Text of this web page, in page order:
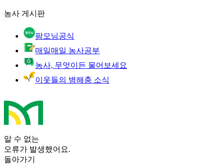
농사 게시판
팜모닝공식
매일매일 농사공부
농사, 무엇이든 물어보세요
이웃들의 병해충 소식
알 수 없는
오류가 발생했어요.
돌아가기